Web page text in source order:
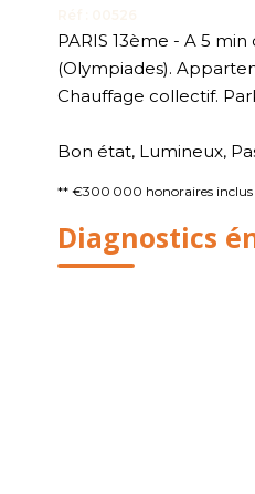
PARIS 13ème - A 5
(Olympiades).
Chauffage collectif.
Bon état, Lumineux,
** €300 000 honoraires inclus
Diagnostics